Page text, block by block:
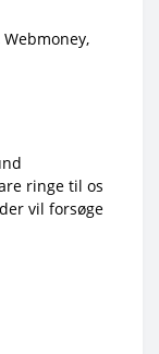
ringe til os
vil forsøge